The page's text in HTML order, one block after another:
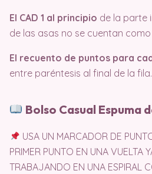
El CAD 1 al principio de la parte
de las asas no se cuentan
El recuento de puntos para
entre paréntesis al final de la fila.
Bolso Casual Espuma
USA UN MARCADOR DE
PRIMER PUNTO EN UNA VUELTA
TRABAJANDO EN UNA ESPIRAL